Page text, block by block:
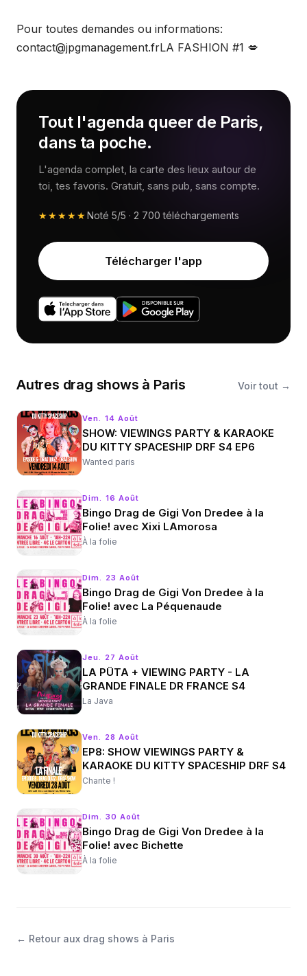
Pour toutes demandes ou informations:
contact@jpgmanagement.frLA FASHION #1 💋
Tout l'agenda queer de Paris,
dans ta poche.
L'agenda complet, la carte des lieux autour de
toi, tes favoris. Gratuit, sans pub, sans compte.
★★★★★Noté 5/5 · 2 700 téléchargements
Télécharger l'app
Autres drag shows à Paris Voir tout →
Ven. 14 Août
SHOW: VIEWINGS PARTY & KARAOKE
DU KITTY SPACESHIP DRF S4 EP6
Wanted paris
Dim. 16 Août
Bingo Drag de Gigi Von Dredee à la
Folie! avec Xixi LAmorosa
À la folie
Dim. 23 Août
Bingo Drag de Gigi Von Dredee à la
Folie! avec La Péquenaude
À la folie
Jeu. 27 Août
LA PÜTA + VIEWING PARTY - LA
GRANDE FINALE DR FRANCE S4
La Java
Ven. 28 Août
EP8: SHOW VIEWINGS PARTY &
KARAOKE DU KITTY SPACESHIP DRF S4
Chante !
Dim. 30 Août
Bingo Drag de Gigi Von Dredee à la
Folie! avec Bichette
À la folie
← Retour aux drag shows à Paris